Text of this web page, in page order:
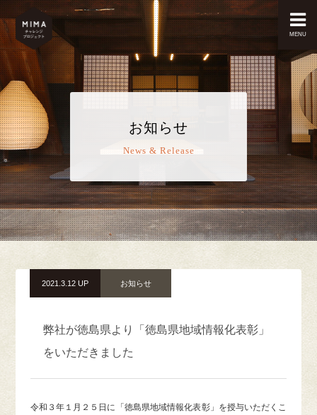
MENU
お知らせ
News & Release
2021.3.12 UP お知らせ
弊社が徳島県より「徳島県地域情報化表彰」
をいただきました
令和３年１月２５日に「徳島県地域情報化表彰」を授与いただくこ